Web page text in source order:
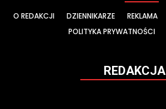
O REDAKCJI DZIENNIKARZE REKLAMA
POLITYKA PRYWATNOŚCI
REDAKCJA